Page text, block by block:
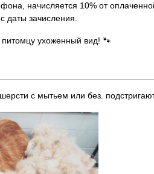
начисляется 10% от
даты зачисления.
ухоженный вид! 🐾
с мытьем или без.